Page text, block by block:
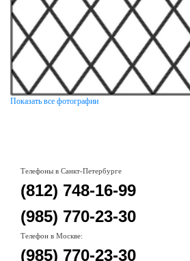
Показать все фотографии
Телефоны в Санкт-Петербурге
(812) 748-16-99
(985) 770-23-30
Телефон в Москве:
(985) 770-23-30